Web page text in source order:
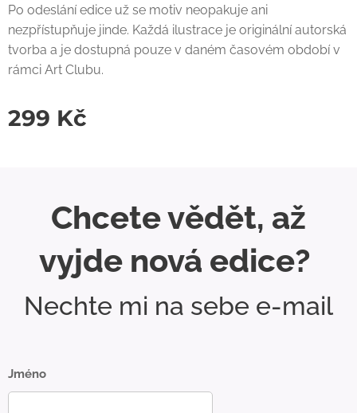
Po odeslání edice už se motiv neopakuje ani
nezpřístupňuje jinde. Každá ilustrace je originální autorská
tvorba a je dostupná pouze v daném časovém období v
rámci Art Clubu.
299 Kč
Chcete vědět, až
vyjde nová edice?
Nechte mi na sebe e-mail
Jméno